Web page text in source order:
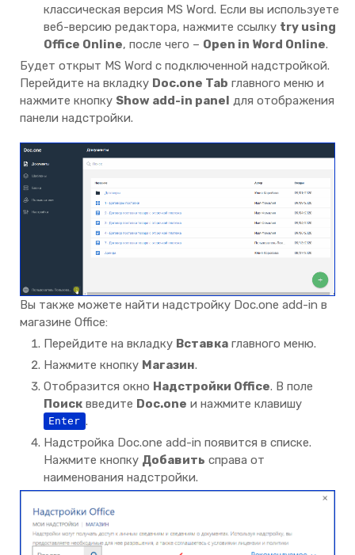
классическая версия MS Word. Если вы используете
веб-версию редактора, нажмите ссылку try using
Office Online, после чего – Open in Word Online.
Будет открыт MS Word с подключенной надстройкой.
Перейдите на вкладку Doc.one Tab главного меню и
нажмите кнопку Show add-in panel для отображения
панели надстройки.
Вы также можете найти надстройку Doc.one add-in в
магазине Office:
Перейдите на вкладку Вставка главного меню.
Нажмите кнопку Магазин.
Отобразится окно Надстройки Office. В поле
Поиск введите Doc.one и нажмите клавишу
Enter .
Надстройка Doc.one add-in появится в списке.
Нажмите кнопку Добавить справа от
наименования надстройки.